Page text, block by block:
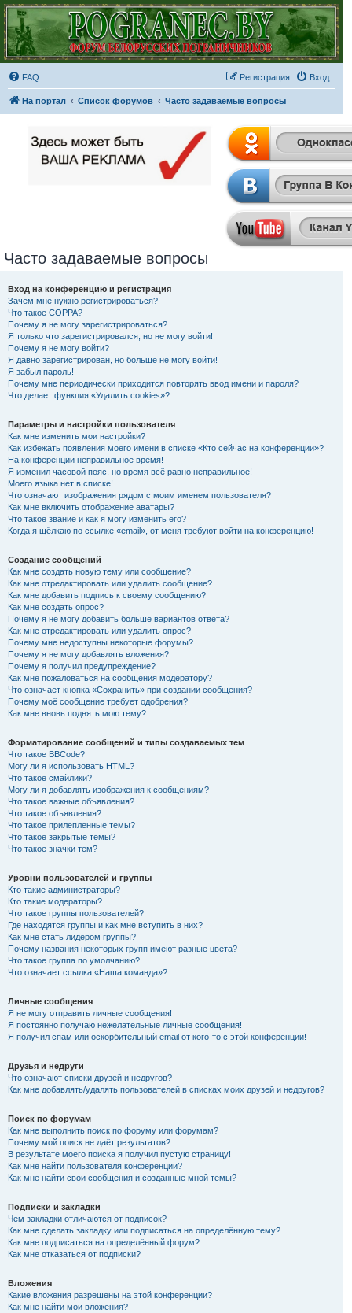
FAQ Вход
Регистрация
На портал Список форумов Часто задаваемые вопросы
Часто задаваемые вопросы
Вход на конференцию и регистрация
Зачем мне нужно регистрироваться?
Что такое COPPA?
Почему я не могу зарегистрироваться?
Я только что зарегистрировался, но не могу войти!
Почему я не могу войти?
Я давно зарегистрирован, но больше не могу войти!
Я забыл пароль!
Почему мне периодически приходится повторять ввод имени и пароля?
Что делает функция «Удалить cookies»?
Параметры и настройки пользователя
Как мне изменить мои настройки?
Как избежать появления моего имени в списке «Кто сейчас на конференции»?
На конференции неправильное время!
Я изменил часовой пояс, но время всё равно неправильное!
Моего языка нет в списке!
Что означают изображения рядом с моим именем пользователя?
Как мне включить отображение аватары?
Что такое звание и как я могу изменить его?
Когда я щёлкаю по ссылке «email», от меня требуют войти на конференцию!
Создание сообщений
Как мне создать новую тему или сообщение?
Как мне отредактировать или удалить сообщение?
Как мне добавить подпись к своему сообщению?
Как мне создать опрос?
Почему я не могу добавить больше вариантов ответа?
Как мне отредактировать или удалить опрос?
Почему мне недоступны некоторые форумы?
Почему я не могу добавлять вложения?
Почему я получил предупреждение?
Как мне пожаловаться на сообщения модератору?
Что означает кнопка «Сохранить» при создании сообщения?
Почему моё сообщение требует одобрения?
Как мне вновь поднять мою тему?
Форматирование сообщений и типы создаваемых тем
Что такое BBCode?
Могу ли я использовать HTML?
Что такое смайлики?
Могу ли я добавлять изображения к сообщениям?
Что такое важные объявления?
Что такое объявления?
Что такое прилепленные темы?
Что такое закрытые темы?
Что такое значки тем?
Уровни пользователей и группы
Кто такие администраторы?
Кто такие модераторы?
Что такое группы пользователей?
Где находятся группы и как мне вступить в них?
Как мне стать лидером группы?
Почему названия некоторых групп имеют разные цвета?
Что такое группа по умолчанию?
Что означает ссылка «Наша команда»?
Личные сообщения
Я не могу отправить личные сообщения!
Я постоянно получаю нежелательные личные сообщения!
Я получил спам или оскорбительный email от кого-то с этой конференции!
Друзья и недруги
Что означают списки друзей и недругов?
Как мне добавлять/удалять пользователей в списках моих друзей и недругов?
Поиск по форумам
Как мне выполнить поиск по форуму или форумам?
Почему мой поиск не даёт результатов?
В результате моего поиска я получил пустую страницу!
Как мне найти пользователя конференции?
Как мне найти свои сообщения и созданные мной темы?
Подписки и закладки
Чем закладки отличаются от подписок?
Как мне сделать закладку или подписаться на определённую тему?
Как мне подписаться на определённый форум?
Как мне отказаться от подписки?
Вложения
Какие вложения разрешены на этой конференции?
Как мне найти мои вложения?